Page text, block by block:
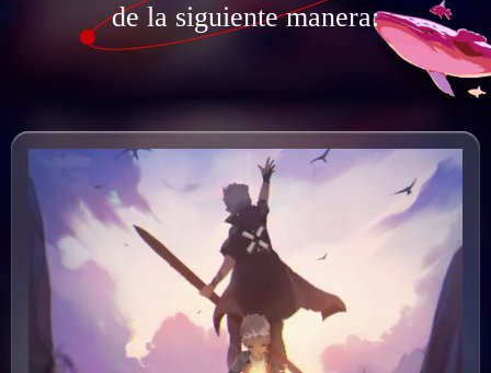
de la siguiente manera: